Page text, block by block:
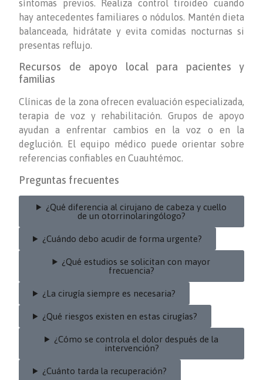
síntomas previos. Realiza control tiroideo cuando
hay antecedentes familiares o nódulos. Mantén dieta
balanceada, hidrátate y evita comidas nocturnas si
presentas reflujo.
Recursos de apoyo local para pacientes y
familias
Clínicas de la zona ofrecen evaluación especializada,
terapia de voz y rehabilitación. Grupos de apoyo
ayudan a enfrentar cambios en la voz o en la
deglución. El equipo médico puede orientar sobre
referencias confiables en Cuauhtémoc.
Preguntas frecuentes
¿Qué diferencia al cirujano de cabeza y cuello
de un otorrinolaringólogo?
¿Cuándo debo acudir de forma urgente?
¿Qué estudios se solicitan con mayor
frecuencia?
¿La cirugía siempre es necesaria?
¿Qué riesgos existen en estas cirugías?
¿Cómo se controla el dolor después de la
intervención?
¿Cuánto tarda la recuperación?